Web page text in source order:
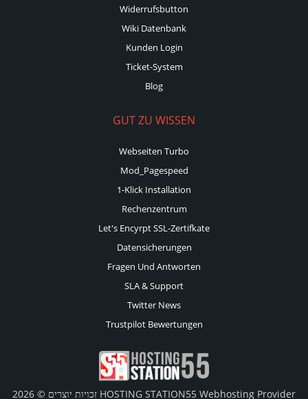
Widerrufsbutton
Wiki Datenbank
Kunden Login
Ticket-System
Blog
GUT ZU WISSEN
Webseiten Turbo
Mod_Pagespeed
1-Klick Installation
Rechenzentrum
Let's Encyrpt SSL-Zertifkate
Datensicherungen
Fragen Und Antworten
SLA & Support
Twitter News
Trustpilot Bewertungen
זכויות יוצרים © 2026 HOSTING STATION55 Webhosting Provider